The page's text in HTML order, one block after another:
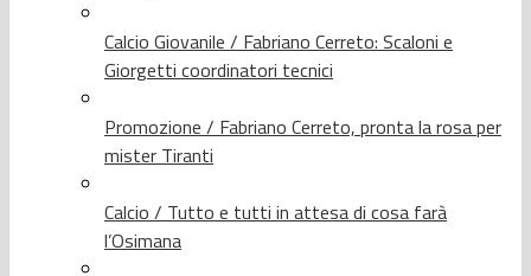
Calcio Giovanile / Fabriano Cerreto: Scaloni e
Giorgetti coordinatori tecnici
Promozione / Fabriano Cerreto, pronta la rosa per
mister Tiranti
Calcio / Tutto e tutti in attesa di cosa farà
l’Osimana